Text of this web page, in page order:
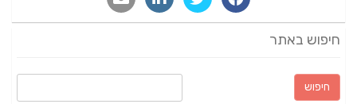
חיפוש באתר
חיפוש: